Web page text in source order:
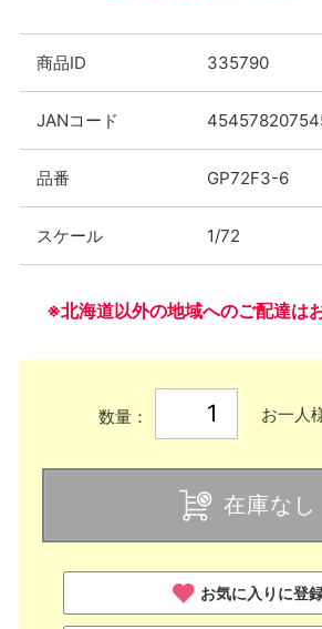
商品ID 335790
JANコード
品番 GP72F3-6
スケール 1/72
※北海道以外の地域へのご配達は
数量： お一人
在庫なし
お気に入りに登